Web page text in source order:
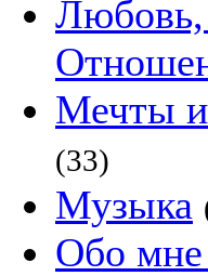
Мечты
(33)
Музыка
Обо